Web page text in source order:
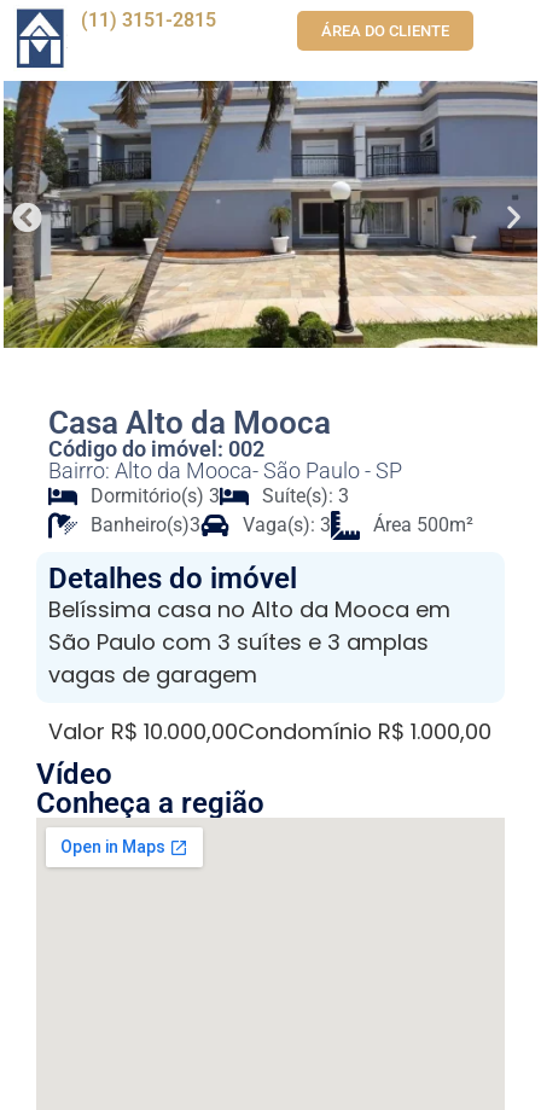
(11) 3151-2815 ÁREA DO CLIENTE
Casa Alto da Mooca
Código do imóvel: 002
Bairro: Alto da Mooca- São Paulo - SP
Dormitório(s) 3
Suíte(s): 3
Banheiro(s)3
Vaga(s): 3 Área 500m²
Detalhes do imóvel
Belíssima casa no Alto da Mooca em
São Paulo com 3 suítes e 3 amplas
vagas de garagem
Valor R$ 10.000,00Condomínio R$ 1.000,00
Vídeo
Conheça a região